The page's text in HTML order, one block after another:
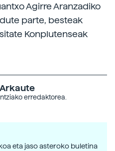
Agirre Aranzadiko
parte, besteak
Konplutenseak
erredaktorea.
eta jaso asteroko buletina